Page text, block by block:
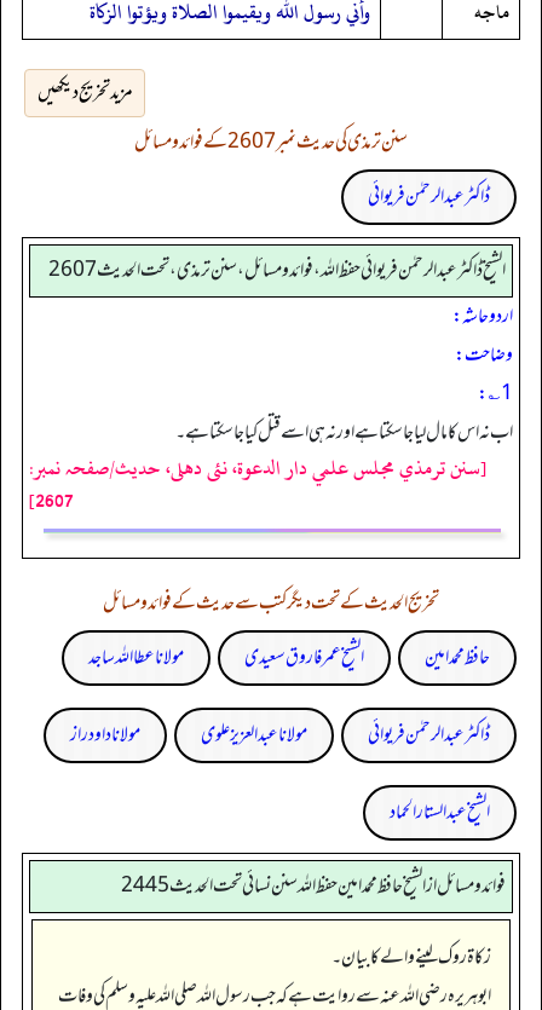
ماجه وأني رسول الله ويقيموا الصلاة ويؤتوا الزكاة
مزید تخریج دیکھیں
سنن ترمذی کی حدیث نمبر 2607 کے فوائد و مسائل
ڈاکٹر عبدالرحمٰن فریوائی
الشیخ ڈاکٹر عبد الرحمٰن فریوائی حفظ اللہ، فوائد و مسائل، سنن ترمذی، تحت الحديث 2607
اردو حاشہ:
وضاحت:
1؎:
اب نہ اس کا مال لیا جا سکتا ہے اور نہ ہی اسے قتل کیا جا سکتا ہے۔
[سنن ترمذي مجلس علمي دار الدعوة، نئى دهلى، حدیث/صفحہ نمبر:
2607]
تخریج الحدیث کے تحت دیگر کتب سے حدیث کے فوائد و مسائل
حافظ محمد امین
الشیخ عمر فاروق سعیدی مولانا عطا اللہ ساجد
ڈاکٹر عبدالرحمٰن فریوائی مولانا عبد العزیز علوی مولانا داود راز
الشیخ عبدالستار الحماد
فوائد ومسائل از الشيخ حافظ محمد امين حفظ الله سنن نسائي تحت الحديث2445
زکاۃ روک لینے والے کا بیان۔
ابوہریرہ رضی الله عنہ سے روایت ہے کہ جب رسول اللہ صلی اللہ علیہ وسلم کی وفات